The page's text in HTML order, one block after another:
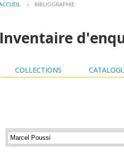
› BIBLIOGRAPHIE
Inventaire
COLLECTIONS